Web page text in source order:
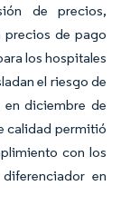
de precios,
precios de pago
los hospitales
el riesgo de
en diciembre de
calidad permitió
con los
en